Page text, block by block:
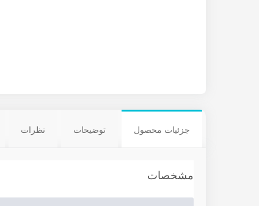
جزئیات محصول توضیحات نظرات
مشخصات